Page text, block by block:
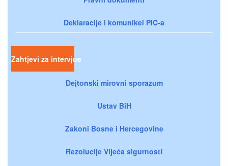
Deklaracije i komunikei PIC-a
Zahtjevi za intervjue
Dejtonski mirovni sporazum
Ustav BiH
Zakoni Bosne i Hercegovine
Rezolucije Vijeća sigurnosti